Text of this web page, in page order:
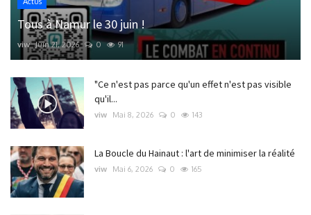
Tous à Namur le 30 juin !
viw Juin 21, 2026 0 91
"Ce n'est pas parce qu'un effet n'est pas visible
qu'il...
viw Mai 8, 2026 0 143
La Boucle du Hainaut : l'art de minimiser la réalité
viw Mai 6, 2026 0 165